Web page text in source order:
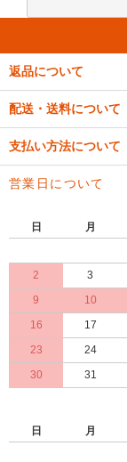
返品について
配送・送料について
支払い方法について
営業日について
日
月
2
3
9
10
16
17
23
24
30
31
日
月